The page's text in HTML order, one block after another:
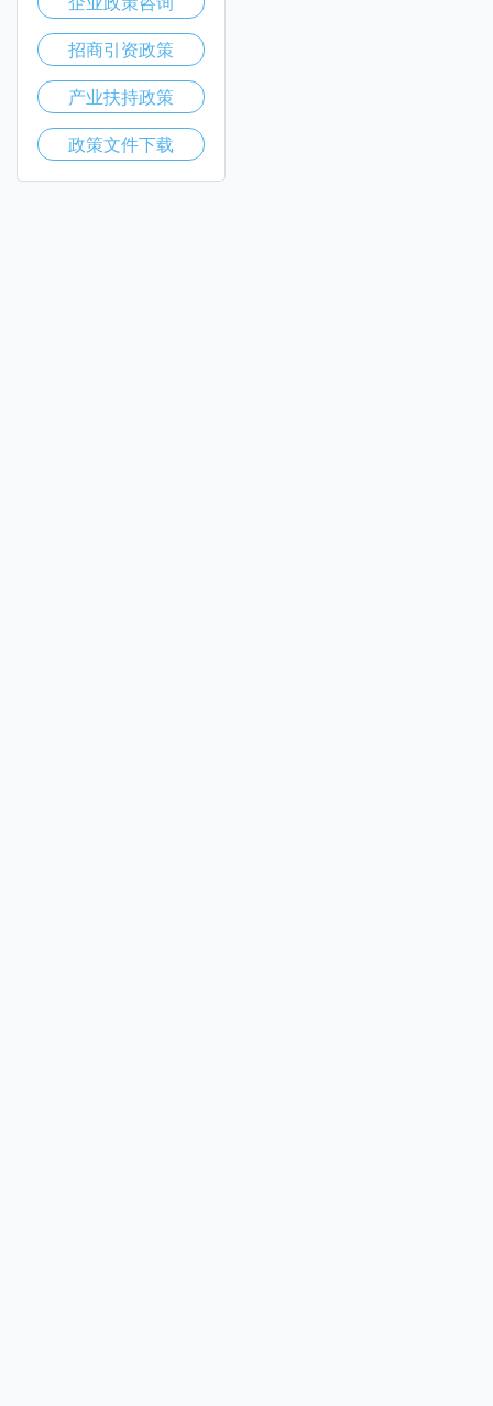
招商引资政策
产业扶持政策
政策文件下载